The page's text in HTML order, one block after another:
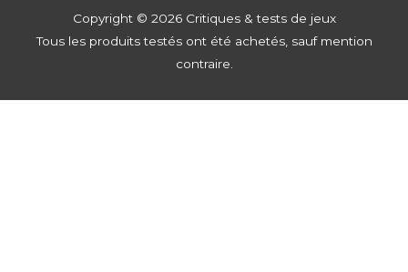
Copyright © 2026 Critiques & tests de jeux
Tous les produits testés ont été achetés, sauf mention
contraire.